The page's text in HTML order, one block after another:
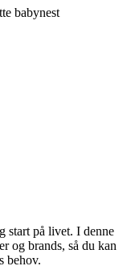
babynest
start på livet. I denne
og brands, så du kan
behov.